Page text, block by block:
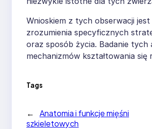
Wnioskiem z tych obserwacji
zrozumienia specyficznych
oraz sposób życia. Badanie
mechanizmów kształtowania
Tags
←
Anatomia i funkcje mięśni
szkieletowych